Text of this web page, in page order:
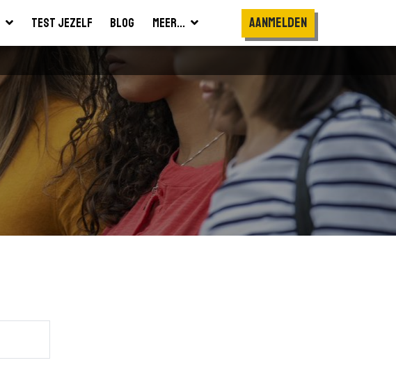
Test jezelf Blog Meer... Aanmelden